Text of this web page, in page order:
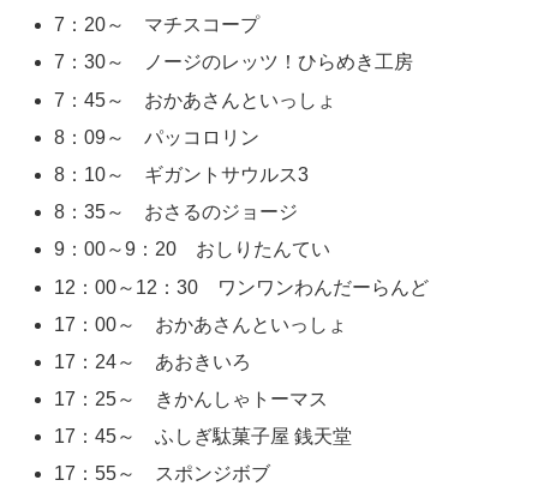
7：20～ マチスコープ
7：30～ ノージのレッツ！ひらめき工房
7：45～ おかあさんといっしょ
8：09～ パッコロリン
8：10～ ギガントサウルス3
8：35～ おさるのジョージ
9：00～9：20 おしりたんてい
12：00～12：30 ワンワンわんだーらんど
17：00～ おかあさんといっしょ
17：24～ あおきいろ
17：25～ きかんしゃトーマス
17：45～ ふしぎ駄菓子屋 銭天堂
17：55～ スポンジボブ